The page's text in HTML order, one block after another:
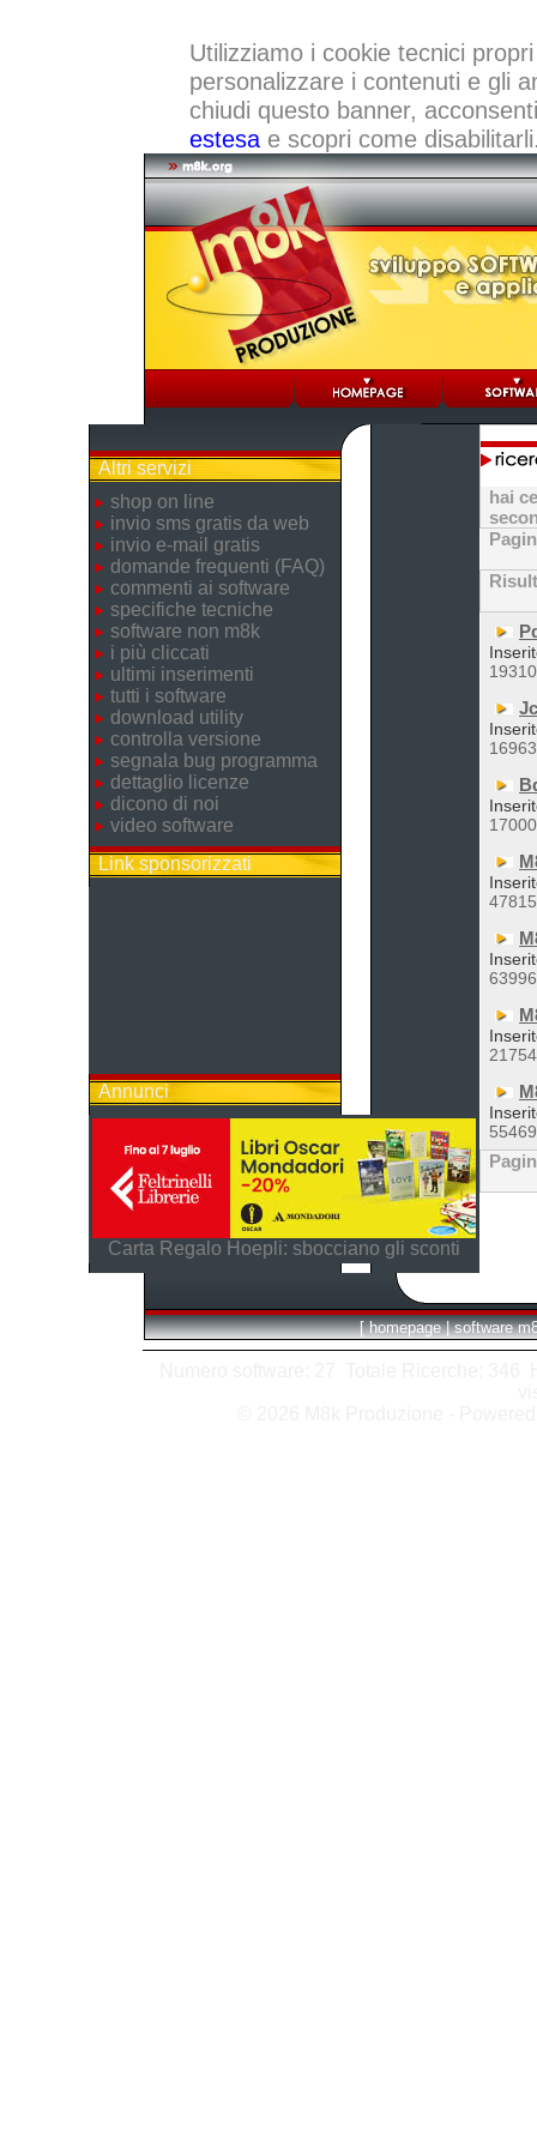
Utilizziamo i cookie tecnici
personalizzare i contenuti e gli
chiudi questo banner,
estesae scopri come
Altri servizi
shop on line
invio sms gratis da web
invio e-mail gratis
domande frequenti (FAQ)
commenti ai software
specifiche tecniche
software non m8k
i più cliccati
ultimi inserimenti
tutti i software
download utility
controlla versione
segnala bug programma
dettaglio licenze
dicono di noi
video software
Link sponsorizzati
Annunci
Carta Regalo Hoepli: sbocciano gli sconti
hai
19310
16963
17000
47815
63996
21754
55469
[ homepage | software